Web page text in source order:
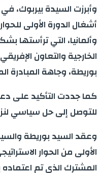
وأبرزت السيدة
أشغال الدورة الأولى
وألمانيا، التي ترأستها
الخارجية والتعاون
بوريطة، وجاهة المبادرة
كما جددت التأكيد على
للتوصل إلى حل سياسي
وعقد السيد بوريطة
الأولى من الحوار
المشترك الذي تم اعتماده